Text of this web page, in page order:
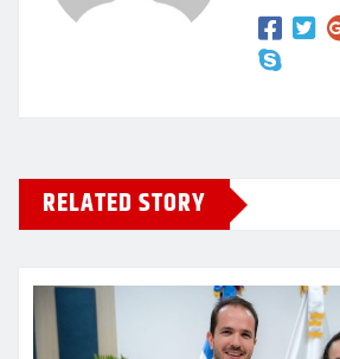
RELATED STORY